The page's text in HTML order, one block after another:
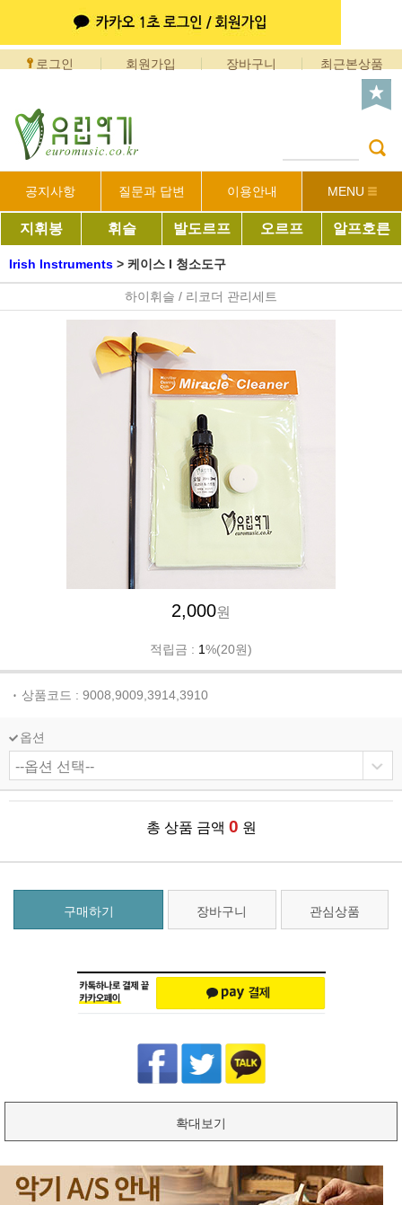
로그인 회원가입 장바구니 최근본상품
공지사항 질문과 답변 이용안내 MENU
지휘봉 휘슬 발도르프 오르프 알프호른
Irish Instruments > 케이스 I 청소도구
하이휘슬 / 리코더 관리세트
2,000원
적립금 : 1%(20원)
상품코드 : 9008,9009,3914,3910
옵션
총 상품 금액 0 원
구매하기 장바구니 관심상품
확대보기